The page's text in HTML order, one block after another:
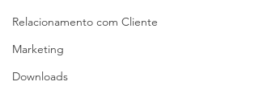
Relacionamento com Cliente
Marketing
Downloads